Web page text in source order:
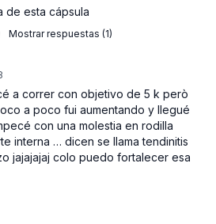
de esta cápsula
Mostrar respuestas (1)
a correr con objetivo de 5 k però
a poco fui aumentando y llegué
con una molestia en rodilla
interna … dicen se llama tendinitis
jajajajaj colo puedo fortalecer esa